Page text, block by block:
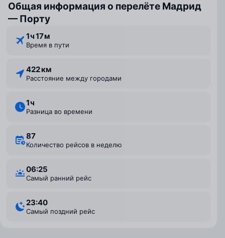
Общая информация о перелёте Мадрид
— Порту
1 ⁠ч 17 ⁠м
Время в пути
422 км
Расстояние между городами
1 ⁠ч
Разница во времени
87
Количество рейсов в неделю
06:25
Самый ранний рейс
23:40
Самый поздний рейс